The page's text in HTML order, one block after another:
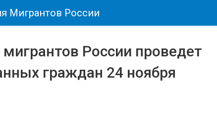
Мигрантов России
России проведет
граждан 24 ноября